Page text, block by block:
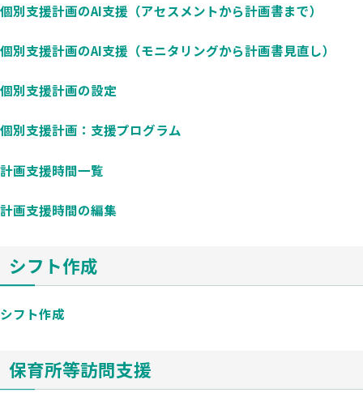
個別支援計画のAI支援（アセスメントから計画書まで）
個別支援計画のAI支援（モニタリングから計画書見直し）
個別支援計画の設定
個別支援計画：支援プログラム
計画支援時間一覧
計画支援時間の編集
シフト作成
シフト作成
保育所等訪問支援